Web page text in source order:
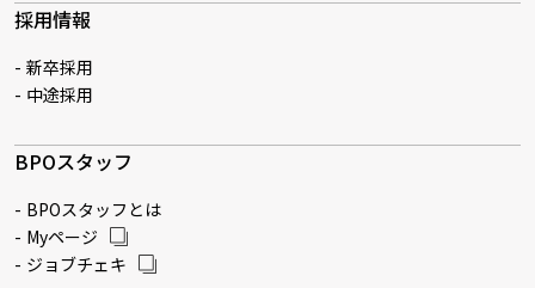
採用情報
新卒採用
中途採用
BPOスタッフ
BPOスタッフとは
Myページ
ジョブチェキ